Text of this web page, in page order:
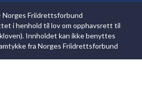
Norges Friidrettsforbund
i henhold til lov om opphavsrett til
Innholdet kan ikke benyttes
fra Norges Friidrettsforbund